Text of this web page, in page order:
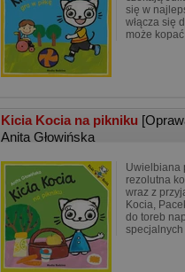
się w
włącza się
może
Kicia Kocia na pikniku
Anita Głowińska
Uwielbiana
rezolutna
wraz z
Kocia,
do toreb
specjalnych